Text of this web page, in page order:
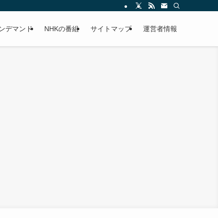
デマンド NHKの番組 サイトマップ 運営者情報